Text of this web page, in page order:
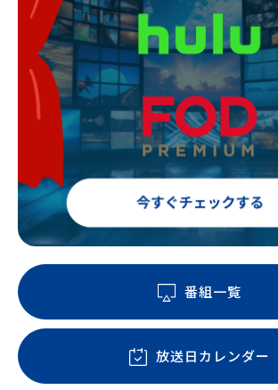
番組一覧
放送日カレンダー